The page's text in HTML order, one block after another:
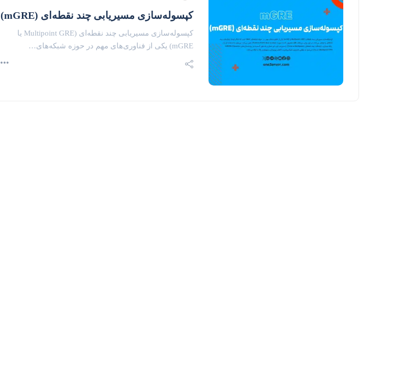
کپسوله‌سازی مسیریابی چند نقطه‌ای (mGRE)
کپسوله‌سازی مسیریابی چند نقطه‌ای (Multipoint GRE یا
mGRE) یکی از فناوری‌های مهم در حوزه شبکه‌های…